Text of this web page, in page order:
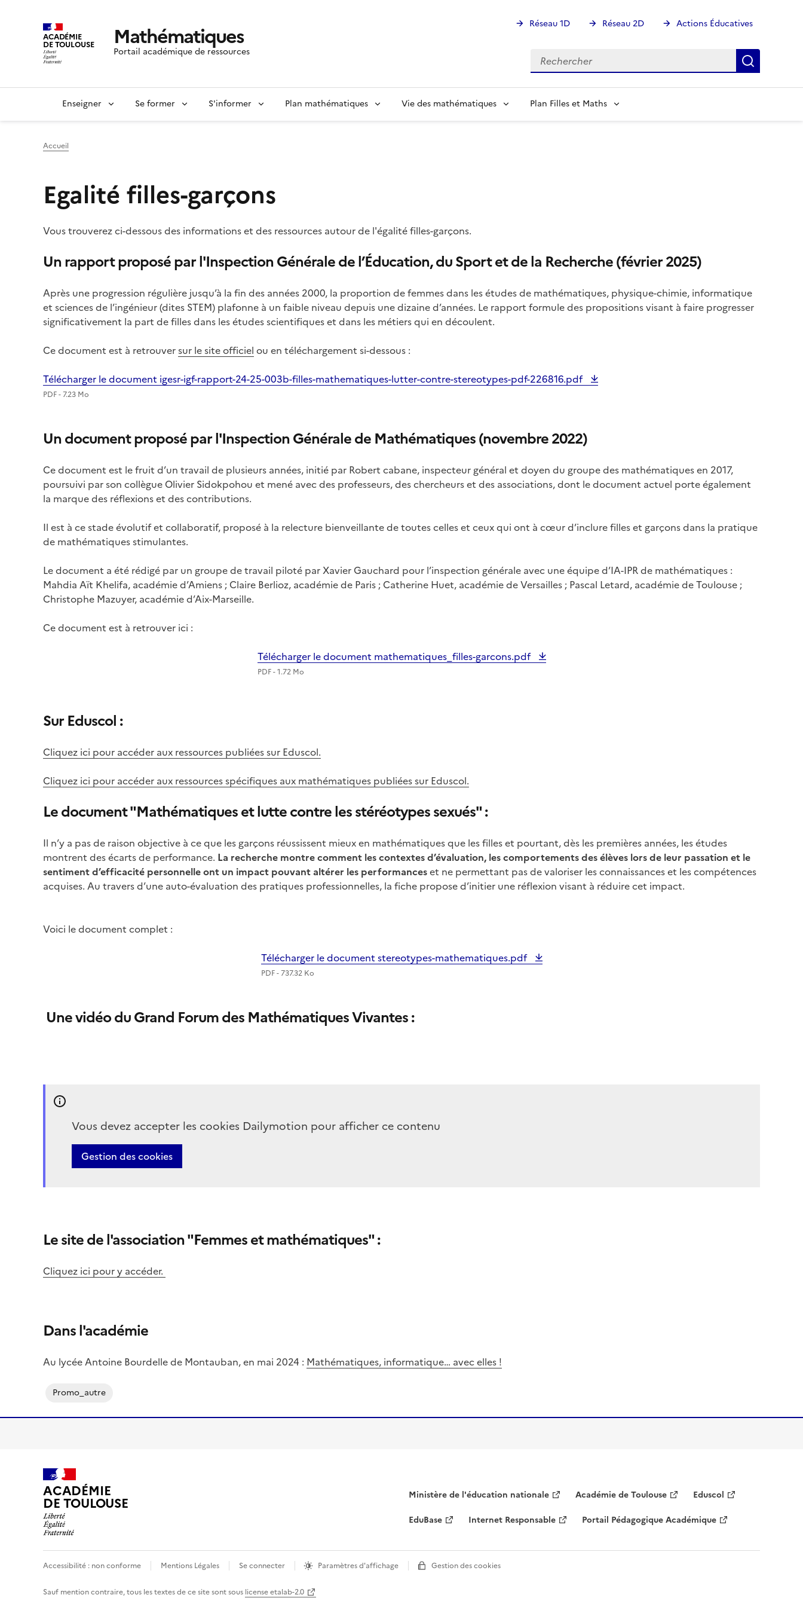
ACADÉMIE
DE TOULOUSE Mathématiques
Portail académique de ressources
Réseau 1D Réseau 2D Actions Éducatives
Rechercher
Rechercher
Enseigner Se former S'informer Plan mathématiques Vie des mathématiques Plan Filles et Maths
Accueil
Egalité filles-garçons
Vous trouverez ci-dessous des informations et des ressources autour de l'égalité filles-garçons.
Un rapport proposé par l'Inspection Générale de l’Éducation, du Sport et de la Recherche (février 2025)
Après une progression régulière jusqu’à la fin des années 2000, la proportion de femmes dans les études de mathématiques, physique-chimie, informatique
et sciences de l’ingénieur (dites STEM) plafonne à un faible niveau depuis une dizaine d’années. Le rapport formule des propositions visant à faire progresser
significativement la part de filles dans les études scientifiques et dans les métiers qui en découlent.
Ce document est à retrouversur le site officiel ou en téléchargement si-dessous :
Télécharger le document igesr-igf-rapport-24-25-003b-filles-mathematiques-lutter-contre-stereotypes-pdf-226816.pdf
PDF - 7.23 Mo
Un document proposé par l'Inspection Générale de Mathématiques (novembre 2022)
Ce document est le fruit d’un travail de plusieurs années, initié par Robert cabane, inspecteur général et doyen du groupe des mathématiques en 2017,
poursuivi par son collègue Olivier Sidokpohou et mené avec des professeurs, des chercheurs et des associations, dont le document actuel porte également
la marque des réflexions et des contributions.
Il est à ce stade évolutif et collaboratif, proposé à la relecture bienveillante de toutes celles et ceux qui ont à cœur d’inclure filles et garçons dans la pratique
de mathématiques stimulantes.
Le document a été rédigé par un groupe de travail piloté par Xavier Gauchard pour l’inspection générale avec une équipe d’IA-IPR de mathématiques :
Mahdia Aït Khelifa, académie d’Amiens ; Claire Berlioz, académie de Paris ; Catherine Huet, académie de Versailles ; Pascal Letard, académie de Toulouse ;
Christophe Mazuyer, académie d’Aix-Marseille.
Ce document est à retrouver ici :
Télécharger le document mathematiques_filles-garcons.pdf
PDF - 1.72 Mo
Sur Eduscol :
Cliquez ici pour accéder aux ressources publiées sur Eduscol.
Cliquez ici pour accéder aux ressources spécifiques aux mathématiques publiées sur Eduscol.
Le document "Mathématiques et lutte contre les stéréotypes sexués" :
Il n’y a pas de raison objective à ce que les garçons réussissent mieux en mathématiques que les filles et pourtant, dès les premières années, les études
montrent des écarts de performance. La recherche montre comment les contextes d’évaluation, les comportements des élèves lors de leur passation et le
sentiment d’efficacité personnelle ont un impact pouvant altérer les performanceset ne permettant pas de valoriser les connaissances et les compétences
acquises. Au travers d’une auto-évaluation des pratiques professionnelles, la fiche propose d’initier une réflexion visant à réduire cet impact.
Voici le document complet :
Télécharger le document stereotypes-mathematiques.pdf
PDF - 737.32 Ko
Une vidéo du Grand Forum des Mathématiques Vivantes :
Cliquez ici pour y accéder.
Au lycée Antoine Bourdelle de Montauban, en mai 2024 :
Promo_autre
ACADÉMIE
DE TOULOUSE
EduBase
Internet Responsable Portail Pédagogique Académique
Sauf mention contraire, tous les textes de ce site sont souslicense etalab-2.0